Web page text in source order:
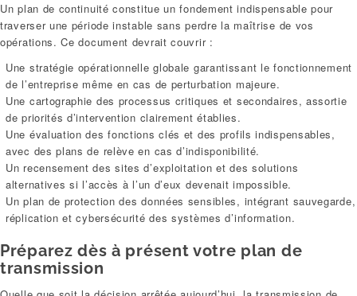
Un plan de continuité constitue un fondement indispensable pour
traverser une période instable sans perdre la maîtrise de vos
opérations. Ce document devrait couvrir :
Une stratégie opérationnelle globale garantissant le fonctionnement
de l’entreprise même en cas de perturbation majeure.
Une cartographie des processus critiques et secondaires, assortie
de priorités d’intervention clairement établies.
Une évaluation des fonctions clés et des profils indispensables,
avec des plans de relève en cas d’indisponibilité.
Un recensement des sites d’exploitation et des solutions
alternatives si l’accès à l’un d’eux devenait impossible.
Un plan de protection des données sensibles, intégrant sauvegarde,
réplication et cybersécurité des systèmes d’information.
Préparez dès à présent votre plan de
transmission